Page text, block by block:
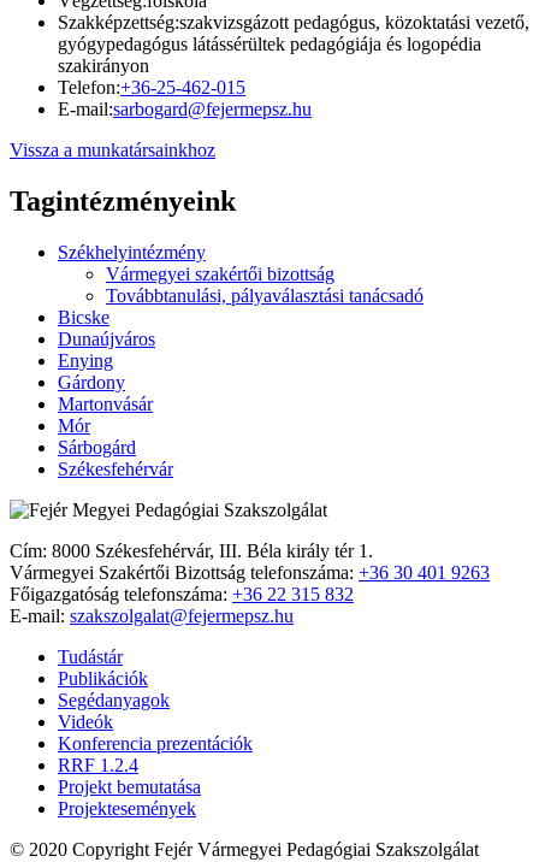
Szakképzettség:szakvizsgázott pedagógus, közoktatási vezető,
gyógypedagógus látássérültek pedagógiája és logopédia
szakirányon
Telefon:+36-25-462-015
E-mail:sarbogard@fejermepsz.hu
Vissza a munkatársainkhoz
Tagintézményeink
Székhelyintézmény
Vármegyei szakértői bizottság
Továbbtanulási, pályaválasztási tanácsadó
Bicske
Dunaújváros
Enying
Gárdony
Martonvásár
Mór
Sárbogárd
Székesfehérvár
Cím: 8000 Székesfehérvár, III. Béla király tér 1.
Vármegyei Szakértői Bizottság telefonszáma: +36 30 401 9263
Főigazgatóság telefonszáma: +36 22 315 832
E-mail: szakszolgalat@fejermepsz.hu
Tudástár
Publikációk
Segédanyagok
Videók
Konferencia prezentációk
RRF 1.2.4
Projekt bemutatása
Projektesemények
© 2020 Copyright Fejér Vármegyei Pedagógiai Szakszolgálat